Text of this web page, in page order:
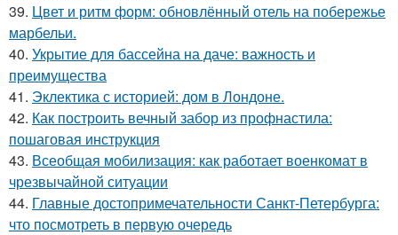
39. Цвет и ритм форм: обновлённый отель на побережье
марбельи.
40. Укрытие для бассейна на даче: важность и
преимущества
41. Эклектика с историей: дом в Лондоне.
42. Как построить вечный забор из профнастила:
пошаговая инструкция
43. Всеобщая мобилизация: как работает военкомат в
чрезвычайной ситуации
44. Главные достопримечательности Санкт-Петербурга:
что посмотреть в первую очередь